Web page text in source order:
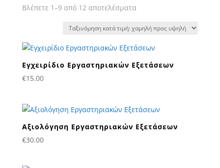
Βλέπετε 1–9 από 12 αποτελέσματαSorted
price:
low
to
Εγχειρίδιο Εργαστηριακών Εξετάσεων
€15.00
Αξιολόγηση Εργαστηριακών Εξετάσεων
€30.00